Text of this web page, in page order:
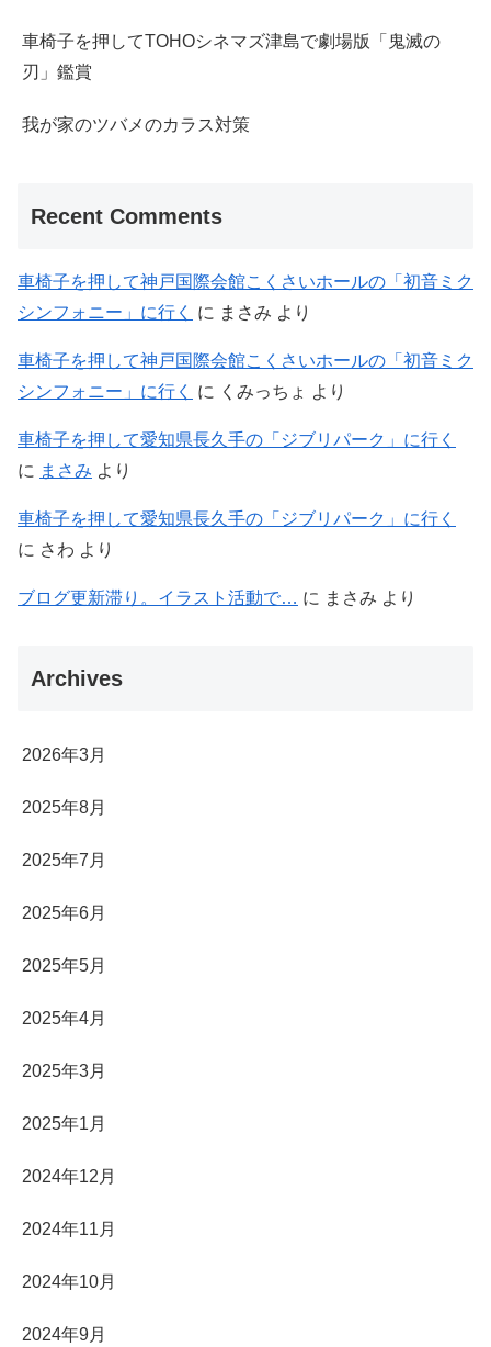
車椅子を押してTOHOシネマズ津島で劇場版「鬼滅の
刃」鑑賞
我が家のツバメのカラス対策
Recent Comments
車椅子を押して神戸国際会館こくさいホールの「初音ミク
シンフォニー」に行く
に まさみ より
車椅子を押して神戸国際会館こくさいホールの「初音ミク
シンフォニー」に行く
に くみっちょ より
車椅子を押して愛知県長久手の「ジブリパーク」に行く
に まさみ より
車椅子を押して愛知県長久手の「ジブリパーク」に行く
に さわ より
ブログ更新滞り。イラスト活動で… に まさみ より
Archives
2026年3月
2025年8月
2025年7月
2025年6月
2025年5月
2025年4月
2025年3月
2025年1月
2024年12月
2024年11月
2024年10月
2024年9月